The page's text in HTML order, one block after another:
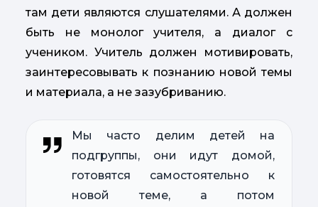
там дети являются слушателями. А должен
быть не монолог учителя, а диалог с
учеником. Учитель должен мотивировать,
заинтересовывать к познанию новой темы
и материала, а не зазубриванию.
Мы часто делим детей на
подгруппы, они идут домой,
готовятся самостоятельно к
новой теме, а потом